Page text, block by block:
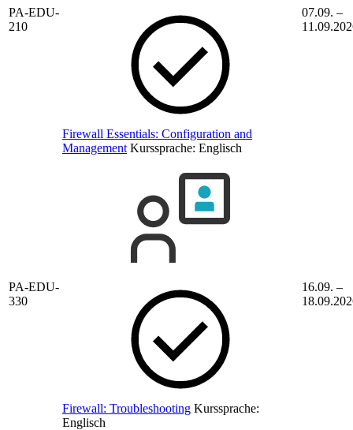
PA-EDU-
210
Firewall Essentials: Configuration and
Management Kurssprache: Englisch
07.09. –
PA-EDU-
330
Firewall: Troubleshooting Kurssprache:
Englisch
16.09. –